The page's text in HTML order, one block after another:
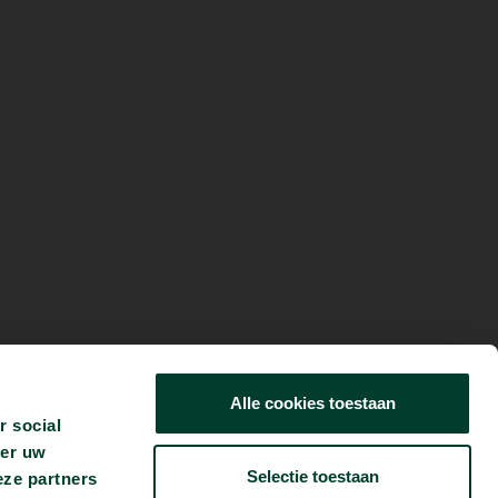
social
uw
partners
Alle cookies toestaan
Selectie toestaan